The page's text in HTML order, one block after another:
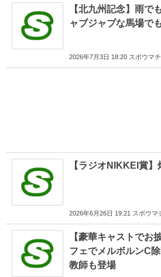
【北九州記念】雨
ャブジャブな馬場で
2026年7月3日 18:20 スポウマ
【ラジオNIKKEI賞
2026年6月26日 19:21 スポウマ
【豪華キャストでお
フェでメルボルンC
教師も登場